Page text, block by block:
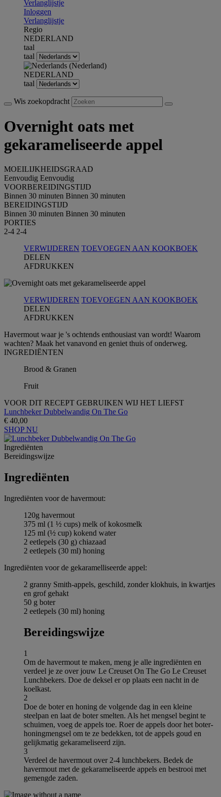
Verlanglijstje
Inloggen
Verlanglijstje
Regio
NEDERLAND
taal
taal
NEDERLAND
taal
Wis zoekopdracht
Overnight oats met
gekarameliseerde appel
MOEILIJKHEIDSGRAAD
Eenvoudig Eenvoudig
VOORBEREIDINGSTIJD
Binnen 30 minuten Binnen 30 minuten
BEREIDINGSTIJD
Binnen 30 minuten Binnen 30 minuten
PORTIES
2-4 2-4
VERWIJDEREN TOEVOEGEN AAN KOOKBOEK
DELEN
AFDRUKKEN
VERWIJDEREN TOEVOEGEN AAN KOOKBOEK
DELEN
AFDRUKKEN
Havermout waar je 's ochtends enthousiast van wordt! Waarom
wachten? Maak het vanavond en geniet thuis of onderweg.
INGREDIЁNTEN
Brood & Granen
Fruit
VOOR DIT RECEPT GEBRUIKEN WIJ HET LIEFST
Lunchbeker Dubbelwandig On The Go
€ 40,00
SHOP NU
Ingrediёnten
Bereidingswijze
Ingrediёnten
Ingrediënten voor de havermout:
120g havermout
375 ml (1 ½ cups) melk of kokosmelk
125 ml (½ cup) kokend water
2 eetlepels (30 g) chiazaad
2 eetlepels (30 ml) honing
Ingrediënten voor de gekaramelliseerde appel:
2 granny Smith-appels, geschild, zonder klokhuis, in kwartjes
en grof gehakt
50 g boter
2 eetlepels (30 ml) honing
Bereidingswijze
1
Om de havermout te maken, meng je alle ingrediënten en
verdeel je ze over jouw Le Creuset On The Go Le Creuset
Lunchbekers. Doe de deksel er op plaats een nacht in de
koelkast.
2
Doe de boter en honing de volgende dag in een kleine
steelpan en laat de boter smelten. Als het mengsel begint te
schuimen, voeg de appels toe. Roer de appels door het boter-
honingmengsel om te ze bedekken, tot de appels goud en
gelijkmatig gekarameliseerd zijn.
3
Verdeel de havermout over 2-4 lunchbekers. Bedek de
havermout met de gekarameliseerde appels en bestrooi met
gemengde zaden.